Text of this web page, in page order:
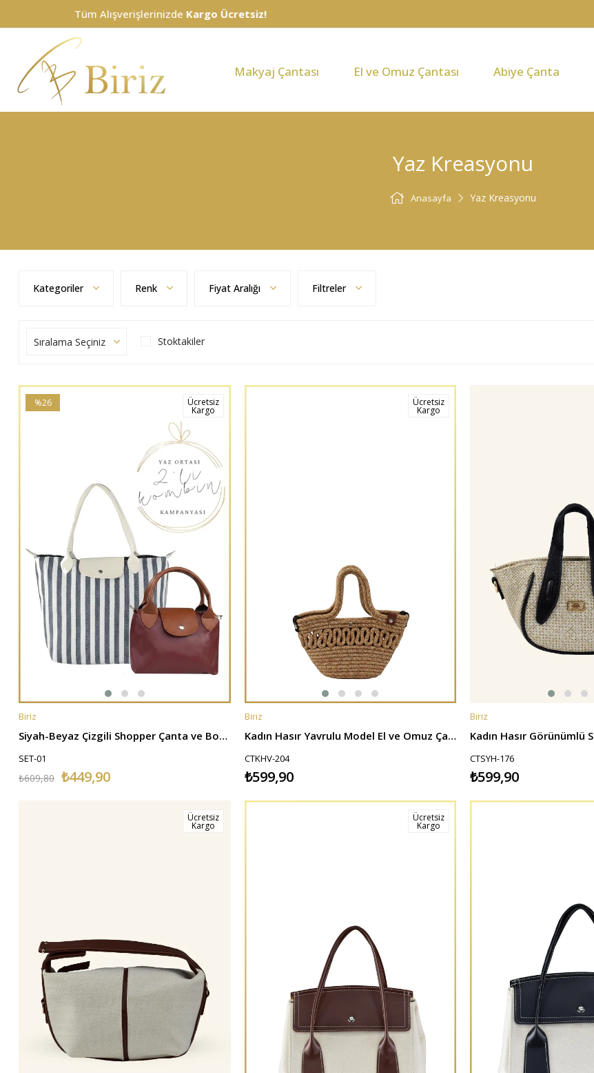
Makyaj Çantası El ve Omuz Çantası Abiye Çanta
Yaz Kreasyonu
Anasayfa Yaz Kreasyonu
Kategoriler Renk Fiyat Aralığı Filtreler
Stoktakiler
SEPETE EKLE
%26
Ücretsiz
Kargo
Biriz
Siyah-Beyaz Çizgili Shopper Çanta ve Bordo Pia Mini Çanta Seti
SET-01
₺449,90
₺609,80
SEPETE EKLE
Ücretsiz
Kargo
Biriz
Kadın Hasır Yavrulu Model El ve Omuz Çantası - Kahverengi
CTKHV-204
₺599,90
SEPETE EKLE
Biriz
CTSYH-176
₺599,90
Ücretsiz
Kargo
Ücretsiz
Kargo
Tüm AlışverişlerinizdeKargo Ücretsiz!